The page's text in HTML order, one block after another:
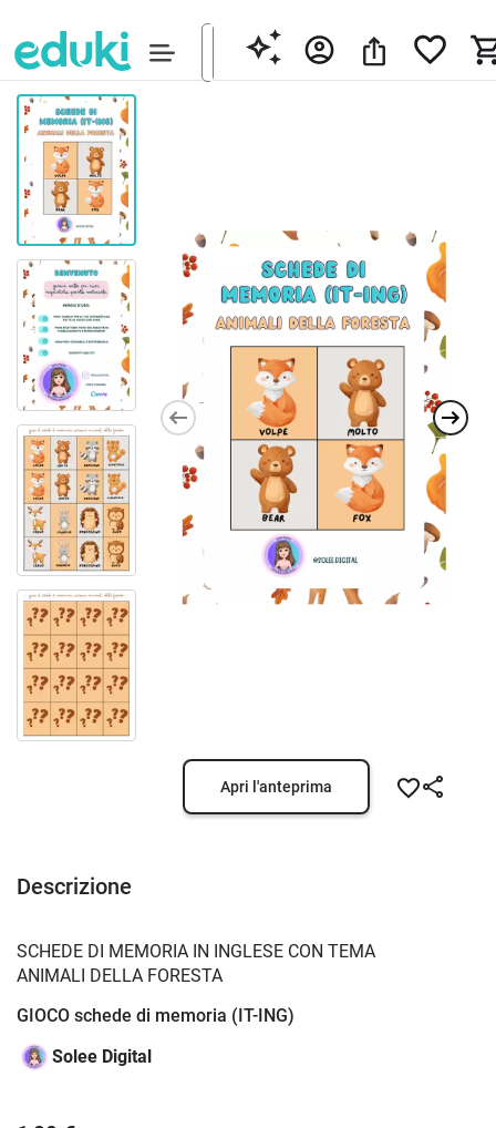
Apri l'anteprima
Descrizione
SCHEDE DI MEMORIA IN INGLESE CON TEMA
ANIMALI DELLA FORESTA
GIOCO schede di memoria (IT-ING)
Solee Digital